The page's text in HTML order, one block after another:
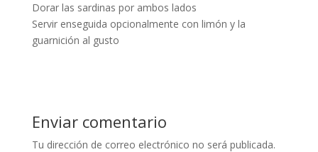
Dorar las sardinas por ambos lados
Servir enseguida opcionalmente con limón y la
guarnición al gusto
Enviar comentario
Tu dirección de correo electrónico no será publicada.